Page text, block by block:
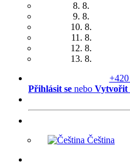
8. 8.
9. 8.
10. 8.
11. 8.
12. 8.
13. 8.
Přihlásit se nebo Vytvořit
Čeština